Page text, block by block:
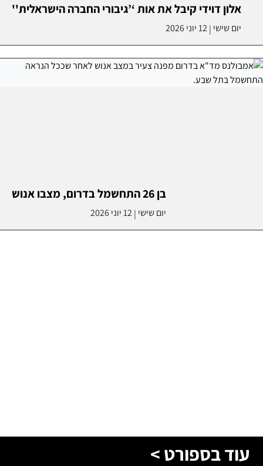
אלון דוידי קיבל את אות ‘’גיבורי החברה הישראלית''
יום שישי |12 יוני 2026
בן 26 התחשמל בדרום, מצבו אנוש
יום שישי |12 יוני 2026
עוד בספורט >